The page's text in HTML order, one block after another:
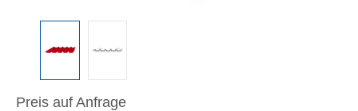
Preis auf Anfrage